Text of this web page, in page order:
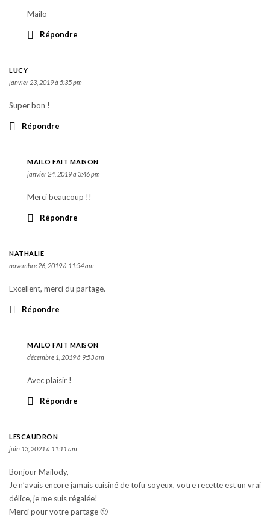
Mailo
Répondre
LUCY
janvier 23, 2019 à 5:35 pm
Super bon !
Répondre
MAILO FAIT MAISON
janvier 24, 2019 à 3:46 pm
Merci beaucoup !!
Répondre
NATHALIE
novembre 26, 2019 à 11:54 am
Excellent, merci du partage.
Répondre
MAILO FAIT MAISON
décembre 1, 2019 à 9:53 am
Avec plaisir !
Répondre
LESCAUDRON
juin 13, 2021 à 11:11 am
Bonjour Mailody,
Je n’avais encore jamais cuisiné de tofu soyeux, votre recette est un vrai
délice, je me suis régalée!
Merci pour votre partage 🙂